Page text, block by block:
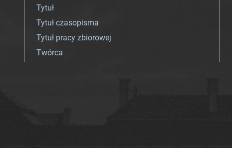
Tytuł
Tytuł czasopisma
Tytuł pracy zbiorowej
Twórca